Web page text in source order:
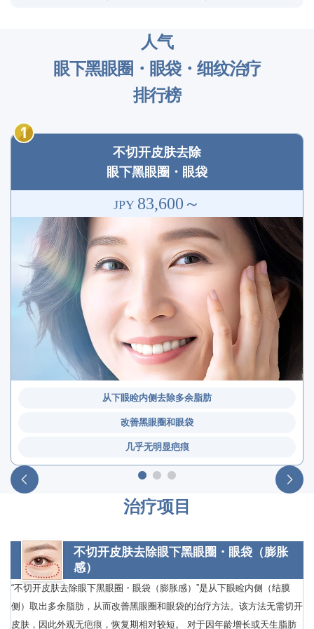
人气
眼下黑眼圈・眼袋・细纹治疗
排行榜
不切开皮肤去除
眼下黑眼圈・眼袋
JPY 83,600～
从下眼睑内侧去除多余脂肪
改善黑眼圈和眼袋
几乎无明显疤痕
治疗项目
不切开皮肤去除眼下黑眼圈・眼袋（膨胀
感）
“不切开皮肤去除眼下黑眼圈・眼袋（膨胀感）”是从下眼睑内侧（结膜
侧）取出多余脂肪，从而改善黑眼圈和眼袋的治疗方法。该方法无需切开
皮肤，因此外观无疤痕，恢复期相对较短。 对于因年龄增长或天生脂肪